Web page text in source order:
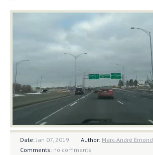
Date: Jan 07, 2019 Author: Marc-André Émond
Comments: no comments